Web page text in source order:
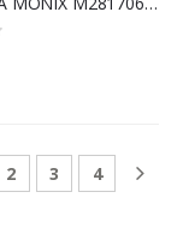
2 3 4